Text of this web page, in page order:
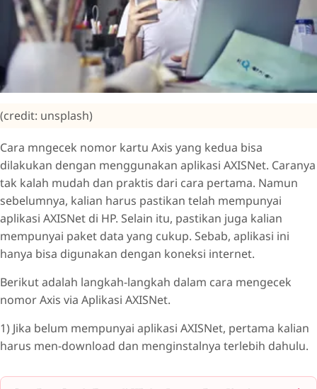
(credit: unsplash)
Cara mngecek nomor kartu Axis yang kedua bisa
dilakukan dengan menggunakan aplikasi AXISNet. Caranya
tak kalah mudah dan praktis dari cara pertama. Namun
sebelumnya, kalian harus pastikan telah mempunyai
aplikasi AXISNet di HP. Selain itu, pastikan juga kalian
mempunyai paket data yang cukup. Sebab, aplikasi ini
hanya bisa digunakan dengan koneksi internet.
Berikut adalah langkah-langkah dalam cara mengecek
nomor Axis via Aplikasi AXISNet.
1) Jika belum mempunyai aplikasi AXISNet, pertama kalian
harus men-download dan menginstalnya terlebih dahulu.